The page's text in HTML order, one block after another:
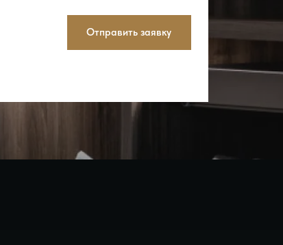
Отправить заявку